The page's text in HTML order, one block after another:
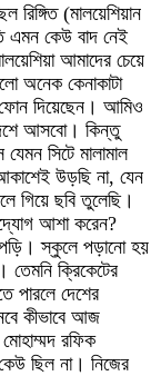
(মালয়েশিয়ান
এমন কেউ বাদ নেই
আমাদের চেয়ে
অনেক কেনাকাটা
ফোন দিয়েছেন। আমিও
আসবো। কিন্তু
সিটে মালামাল
উড়ছি না, যেন
গিয়ে ছবি তুলেছি।
আশা করেন?
পড়ি। স্কুলে পড়ানো হয়
তেমনি ক্রিকেটের
পারলে দেশের
কীভাবে আজ
রফিক
ছিল না। নিজের